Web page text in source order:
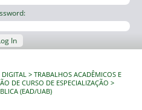
In
DIGITAL
TRABALHOS ACADÊMICOS E
DE CURSO DE ESPECIALIZAÇÃO
(EAD/UAB)